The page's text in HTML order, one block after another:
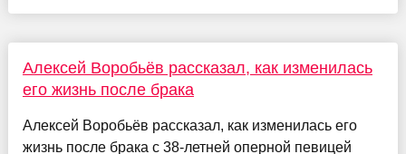
Алексей Воробьёв рассказал, как изменилась
его жизнь после брака
Алексей Воробьёв рассказал, как изменилась его
жизнь после брака с 38-летней оперной певицей